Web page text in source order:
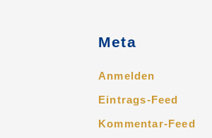
Meta
Anmelden
Eintrags-Feed
Kommentar-Feed